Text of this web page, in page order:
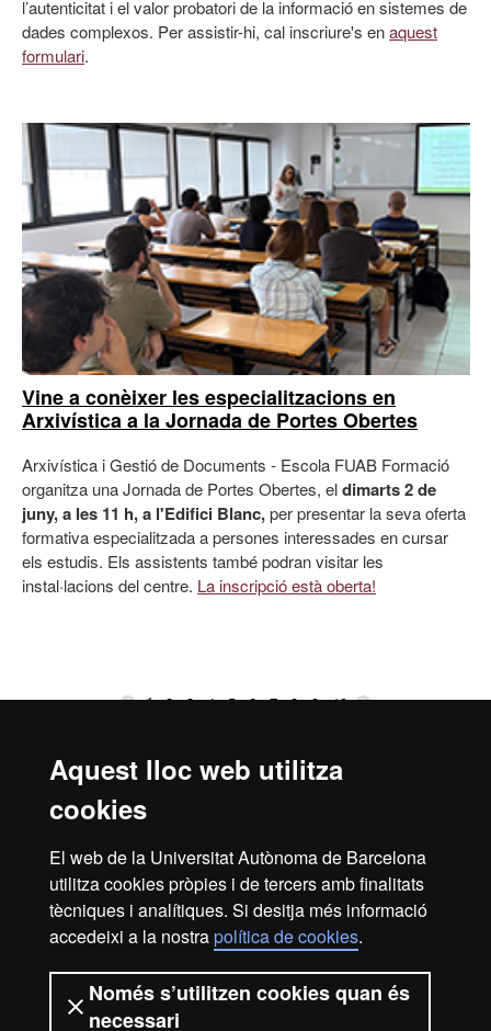
Aquest lloc web utilitza
cookies
El web de la Universitat Autònoma de Barcelona
utilitza cookies pròpies i de tercers amb finalitats
tècniques i analítiques. Si desitja més informació
accedeixi a la nostrapolítica de cookies.
Només s’utilitzen cookies quan és
necessari
l’autenticitat i el valor probatori de la informació en sistemes de
dades complexos. Per assistir-hi, cal inscriure's enaquest
formulari.
Vine a conèixer les especialitzacions en
Arxivística a la Jornada de Portes Obertes
Arxivística i Gestió de Documents - Escola FUAB Formació
organitza una Jornada de Portes Obertes, eldimarts 2 de
juny, a les 11 h, a l'Edifici Blanc,per presentar la seva oferta
formativa especialitzada a persones interessades en cursar
els estudis. Els assistents també podran visitar les
instal·lacions del centre. La inscripció està oberta!
1 2 3 4 5 6 7 8 9 10
Reconeixement internacional de l'excel·lència
HR
Inici Avís Legal Política de privacitat
Protecció de dades Sobre el web
Som una universitat capdavantera que imparteix una
docència de qualitat, diversificada, multidisciplinària i